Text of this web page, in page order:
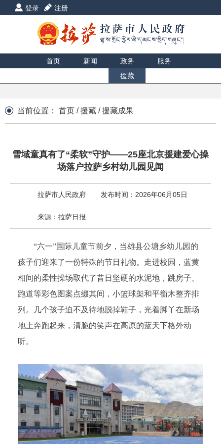
登录 注册
首页 新闻 政务
服务
援藏
当前位置： 首页 /援藏 /援藏成果
雪域童真有了“柔软”守护——25座北京援建爱心操
场落户拉萨乡村幼儿园见闻
拉萨市人民政府 发布时间：2026年06月05日
来源：拉萨日报
“六一”国际儿童节前夕，当雄县公塘乡幼儿园的
孩子们迎来了一份特殊的节日礼物。走进校园，蓝黄
相间的柔性操场取代了昔日坚硬的水泥地，跳房子、
跑道等彩色图案点缀其间，小篮球架和平衡木整齐排
列。几个孩子迫不及待地脱掉鞋子，光着脚丫在新场
地上奔跑起来，清脆的笑声在高原的蓝天下格外动
听。